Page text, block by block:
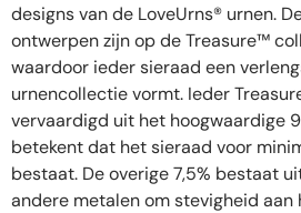
designs van de LoveUrns® urnen.
ontwerpen zijn op de Treasure™
waardoor ieder sieraad een
urnencollectie vormt. Ieder
vervaardigd uit het hoogwaardige
betekent dat het sieraad voor
bestaat. De overige 7,5% bestaat
andere metalen om stevigheid